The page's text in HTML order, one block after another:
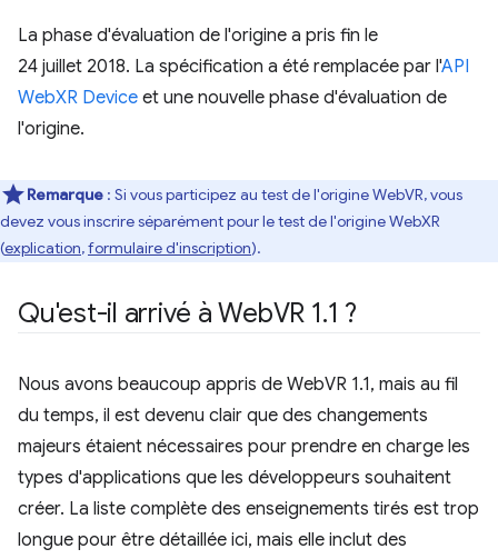
La phase d'évaluation de l'origine a pris fin le
24 juillet 2018. La spécification a été remplacée par l'API
WebXR Device et une nouvelle phase d'évaluation de
l'origine.
Remarque : Si vous participez au test de l'origine WebVR, vous
devez vous inscrire séparément pour le test de l'origine WebXR
(explication,formulaire d'inscription).
Qu'est-il arrivé à WebVR 1.1 ?
Nous avons beaucoup appris de WebVR 1.1, mais au fil
du temps, il est devenu clair que des changements
majeurs étaient nécessaires pour prendre en charge les
types d'applications que les développeurs souhaitent
créer. La liste complète des enseignements tirés est trop
longue pour être détaillée ici, mais elle inclut des